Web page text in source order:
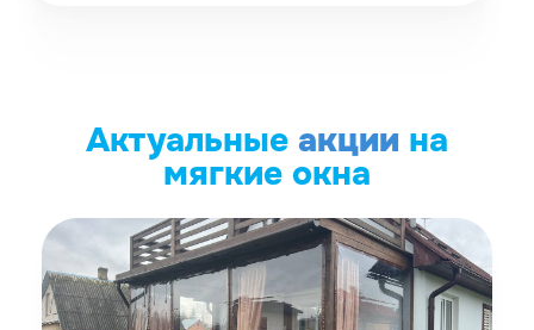
Актуальные акции на
мягкие окна